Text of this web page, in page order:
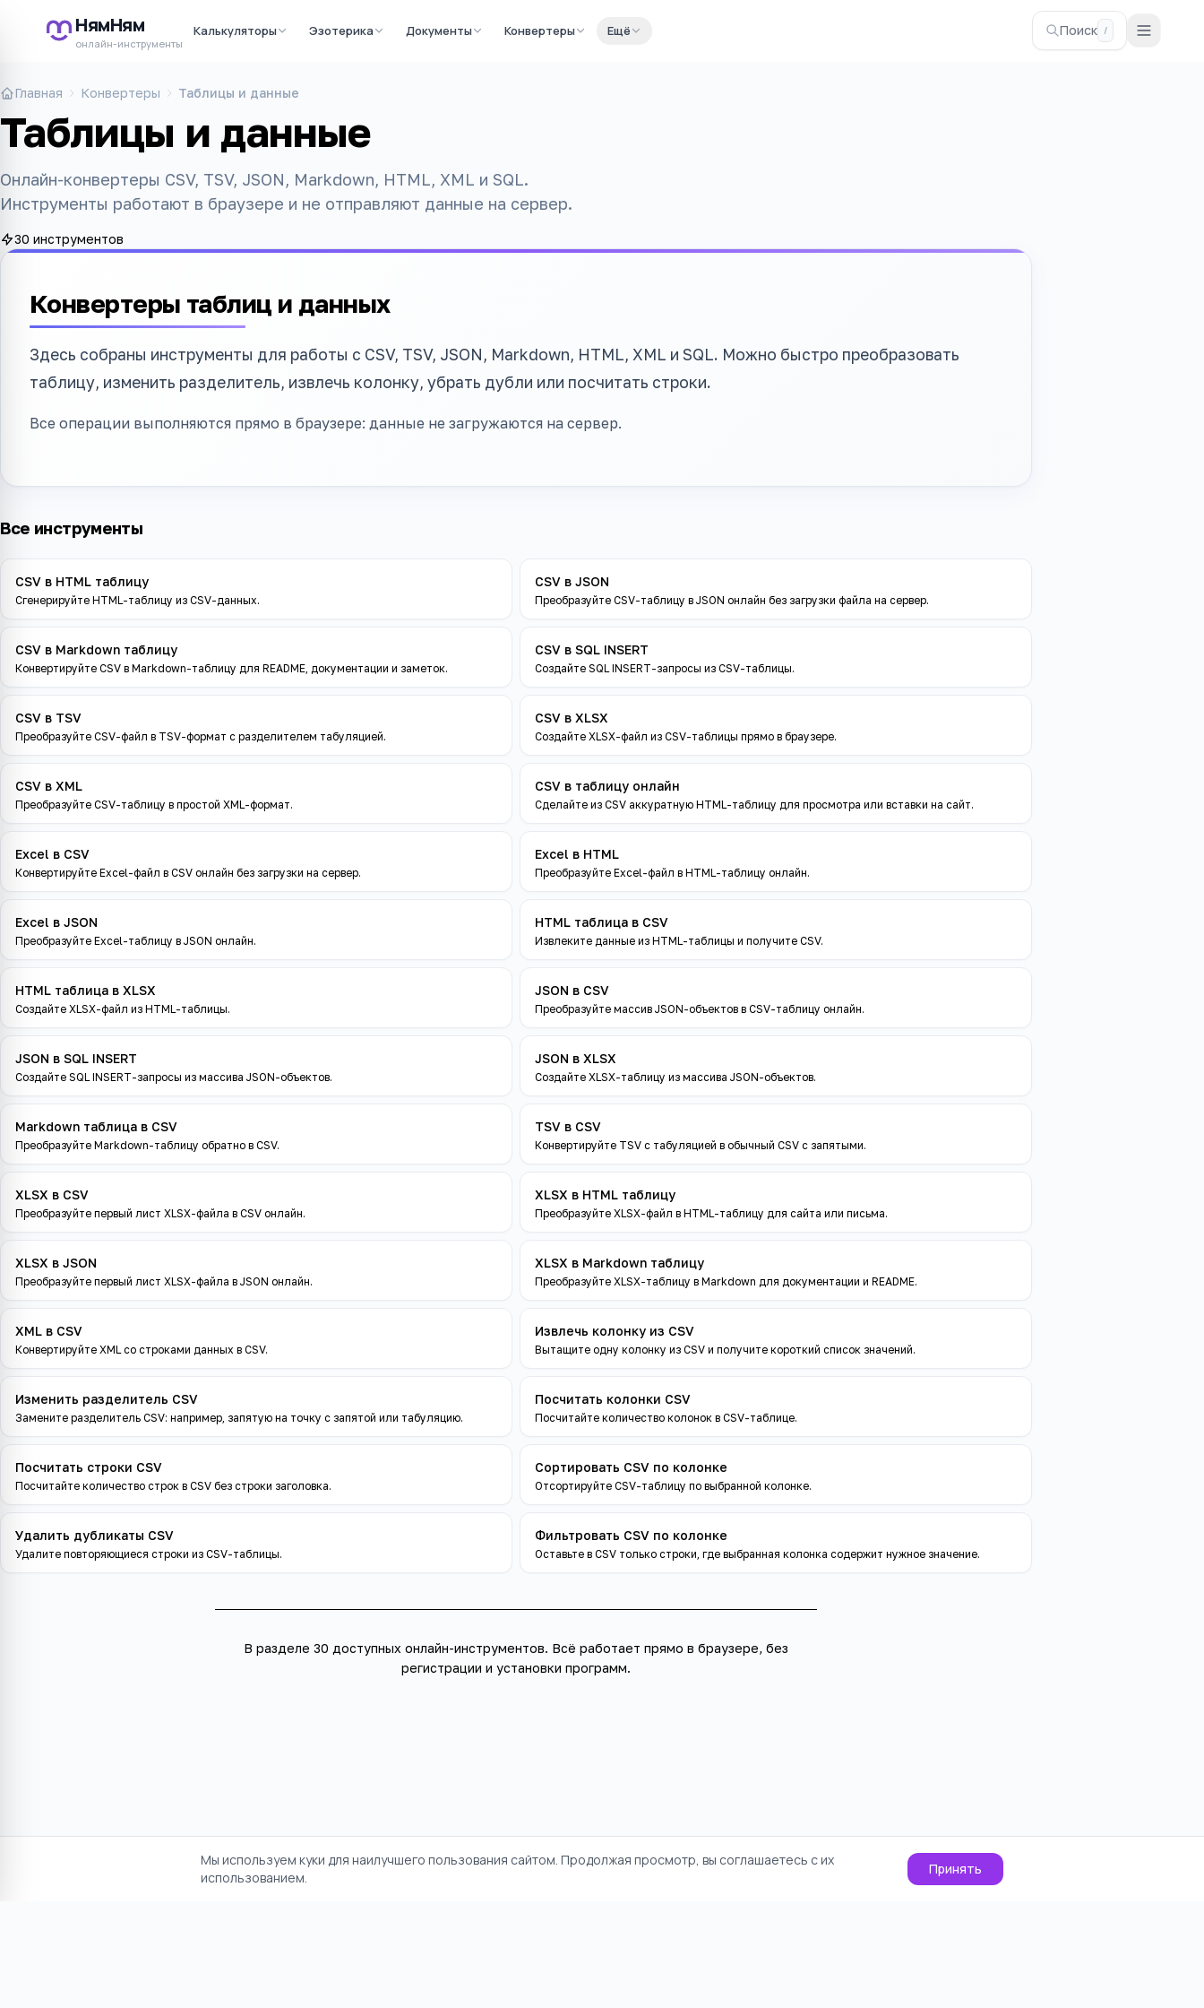
НямНям
онлайн-инструменты
Калькуляторы Эзотерика Документы Конвертеры Ещё Поиск /
Главная Конвертеры Таблицы и данные
Таблицы и данные
Онлайн-конвертеры CSV, TSV, JSON, Markdown, HTML, XML и SQL.
Инструменты работают в браузере и не отправляют данные на сервер.
30 инструментов
Конвертеры таблиц и данных
Здесь собраны инструменты для работы с CSV, TSV, JSON, Markdown, HTML, XML и SQL. Можно быстро преобразовать
таблицу, изменить разделитель, извлечь колонку, убрать дубли или посчитать строки.
Все операции выполняются прямо в браузере: данные не загружаются на сервер.
Все инструменты
CSV в HTML таблицу
Сгенерируйте HTML-таблицу из CSV-данных.
CSV в JSON
Преобразуйте CSV-таблицу в JSON онлайн без загрузки файла на сервер.
CSV в Markdown таблицу
Конвертируйте CSV в Markdown-таблицу для README, документации и заметок.
CSV в SQL INSERT
Создайте SQL INSERT-запросы из CSV-таблицы.
CSV в TSV
Преобразуйте CSV-файл в TSV-формат с разделителем табуляцией.
CSV в XLSX
Создайте XLSX-файл из CSV-таблицы прямо в браузере.
CSV в XML
Преобразуйте CSV-таблицу в простой XML-формат.
CSV в таблицу онлайн
Сделайте из CSV аккуратную HTML-таблицу для просмотра или вставки на сайт.
Excel в CSV
Конвертируйте Excel-файл в CSV онлайн без загрузки на сервер.
Excel в HTML
Преобразуйте Excel-файл в HTML-таблицу онлайн.
Excel в JSON
Преобразуйте Excel-таблицу в JSON онлайн.
HTML таблица в CSV
Извлеките данные из HTML-таблицы и получите CSV.
HTML таблица в XLSX
Создайте XLSX-файл из HTML-таблицы.
JSON в CSV
Преобразуйте массив JSON-объектов в CSV-таблицу онлайн.
JSON в SQL INSERT
Создайте SQL INSERT-запросы из массива JSON-объектов.
JSON в XLSX
Создайте XLSX-таблицу из массива JSON-объектов.
Markdown таблица в CSV
Преобразуйте Markdown-таблицу обратно в CSV.
TSV в CSV
Конвертируйте TSV с табуляцией в обычный CSV с запятыми.
XLSX в CSV
Преобразуйте первый лист XLSX-файла в CSV онлайн.
XLSX в HTML таблицу
Преобразуйте XLSX-файл в HTML-таблицу для сайта или письма.
XLSX в JSON
Преобразуйте первый лист XLSX-файла в JSON онлайн.
XLSX в Markdown таблицу
Преобразуйте XLSX-таблицу в Markdown для документации и README.
XML в CSV
Конвертируйте XML со строками данных в CSV.
Извлечь колонку из CSV
Вытащите одну колонку из CSV и получите короткий список значений.
Изменить разделитель CSV
Замените разделитель CSV: например, запятую на точку с запятой или табуляцию.
Посчитать колонки CSV
Посчитайте количество колонок в CSV-таблице.
Посчитать строки CSV
Посчитайте количество строк в CSV без строки заголовка.
Сортировать CSV по колонке
Отсортируйте CSV-таблицу по выбранной колонке.
Удалить дубликаты CSV
Удалите повторяющиеся строки из CSV-таблицы.
Фильтровать CSV по колонке
Оставьте в CSV только строки, где выбранная колонка содержит нужное значение.
В разделе 30 доступных онлайн-инструментов. Всё работает прямо в браузере, без
регистрации и установки программ.
Мы используем куки для наилучшего пользования сайтом. Продолжая просмотр, вы соглашаетесь с их
использованием.
Принять